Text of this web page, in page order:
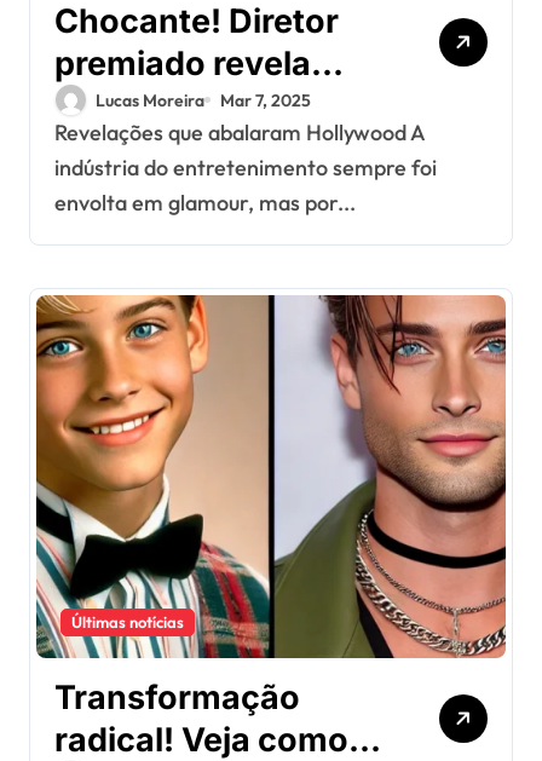
Chocante! Diretor
premiado revela
segredos obscuros
da indústria do
entretenimento
Lucas Moreira Mar 7, 2025
Revelações que abalaram Hollywood A
indústria do entretenimento sempre foi
envolta em glamour, mas por...
Últimas notícias
Transformação
radical! Veja como